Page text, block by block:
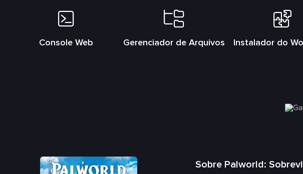
Console Web Gerenciador de Arquivos Instalador do
Sobre Palworld: